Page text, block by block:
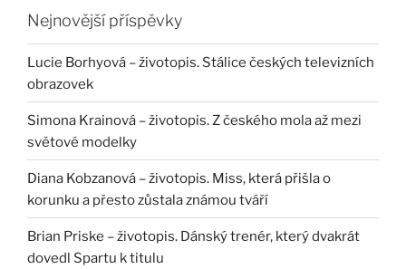
Nejnovější příspěvky
Lucie Borhyová – životopis. Stálice českých televizních
obrazovek
Simona Krainová – životopis. Z českého mola až mezi
světové modelky
Diana Kobzanová – životopis. Miss, která přišla o
korunku a přesto zůstala známou tváří
Brian Priske – životopis. Dánský trenér, který dvakrát
dovedl Spartu k titulu